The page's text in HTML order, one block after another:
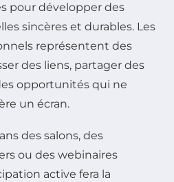
pour développer des
sincères et durables. Les
représentent des
des liens, partager des
opportunités qui ne
un écran.
des salons, des
ou des webinaires
active fera la